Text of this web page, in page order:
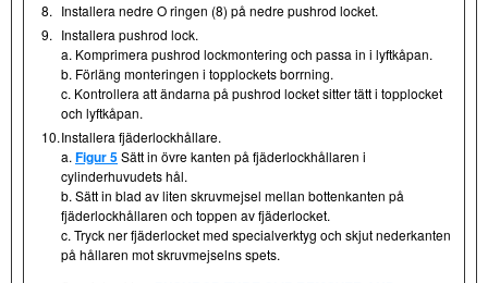
8. Installera nedre O ringen (8) på nedre pushrod locket.
9. Installera pushrod lock.
a. Komprimera pushrod lockmontering och passa in i lyftkåpan.
b. Förläng monteringen i topplockets borrning.
c. Kontrollera att ändarna på pushrod locket sitter tätt i topplocket
och lyftkåpan.
10.Installera fjäderlockhållare.
a. Figur 5Sätt in övre kanten på fjäderlockhållaren i
cylinderhuvudets hål.
b. Sätt in blad av liten skruvmejsel mellan bottenkanten på
fjäderlockhållaren och toppen av fjäderlocket.
c. Tryck ner fjäderlocket med specialverktyg och skjut nederkanten
på hållaren mot skruvmejselns spets.